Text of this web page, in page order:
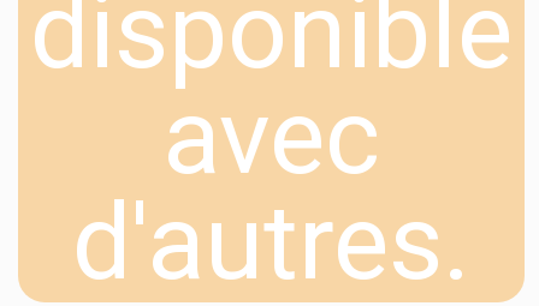
disponible
avec
d'autres.